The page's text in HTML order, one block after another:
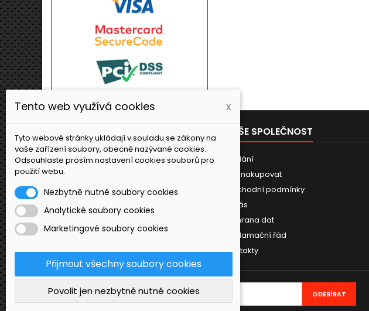
PRODUKTY
Novinky
NAŠE SPOLEČNOST
Dodání
Jak nakupovat
Obchodní podmínky
O nás
Ochrana dat
Reklamační řád
Kontakty
ODBĚR NOVINEK
Tento web využívá cookies x
Tyto webové stránky ukládají v souladu se zákony na
vaše zařízení soubory, obecně nazývané cookies.
Odsouhlaste prosím nastavení cookies souborů pro
použití webu.
Nezbytně nutné soubory cookies
Analytické soubory cookies
Marketingové soubory cookies
Přijmout všechny soubory cookies
Povolit jen nezbytně nutné cookies